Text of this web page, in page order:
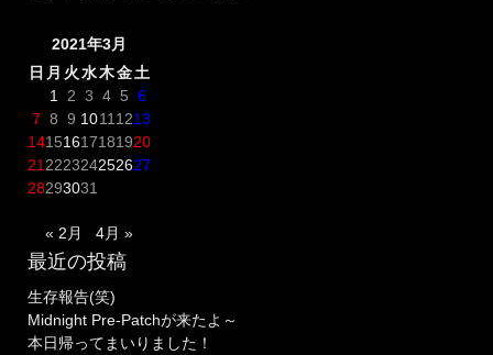
2021年3月
日 月 火水木金土
1
2 3 4 5 6
7 8 9 1011 1213
14151617181920
21 222324252627
28293031
« 2月 4月 »
最近の投稿
生存報告(笑)
Midnight Pre-Patchが来たよ～
本日帰ってまいりました！